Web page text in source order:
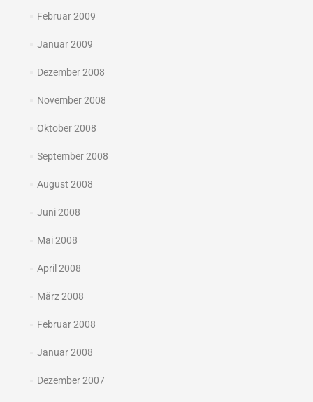
Februar 2009
Januar 2009
Dezember 2008
November 2008
Oktober 2008
September 2008
August 2008
Juni 2008
Mai 2008
April 2008
März 2008
Februar 2008
Januar 2008
Dezember 2007